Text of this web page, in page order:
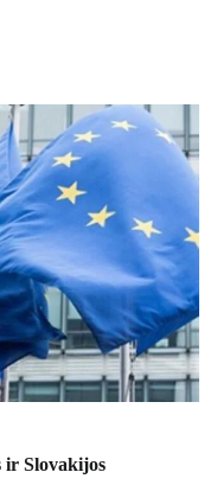
ir Slovakijos